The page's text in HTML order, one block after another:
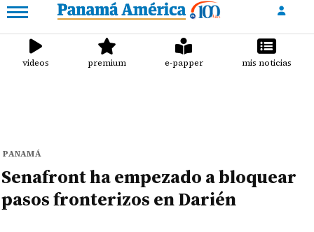
videos premium e-papper mis noticias
PANAMÁ
Senafront ha empezado a bloquear
pasos fronterizos en Darién